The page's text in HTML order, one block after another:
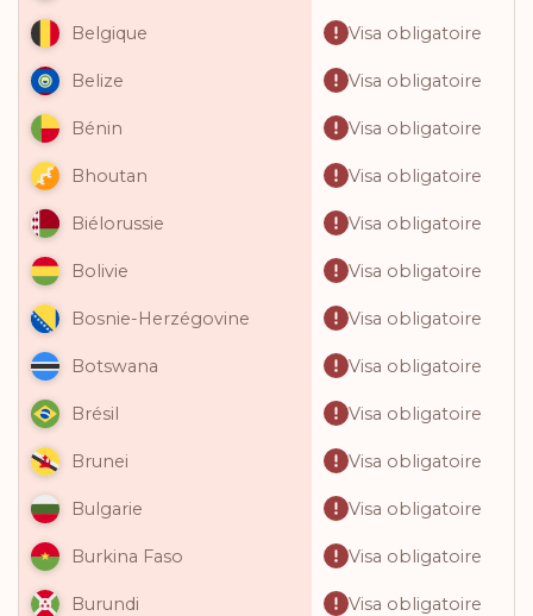
Belgique Visa obligatoire
Belize Visa obligatoire
Bénin Visa obligatoire
Bhoutan Visa obligatoire
Biélorussie Visa obligatoire
Bolivie Visa obligatoire
Bosnie-Herzégovine Visa obligatoire
Botswana Visa obligatoire
Brésil Visa obligatoire
Brunei Visa obligatoire
Bulgarie Visa obligatoire
Burkina Faso Visa obligatoire
Burundi Visa obligatoire